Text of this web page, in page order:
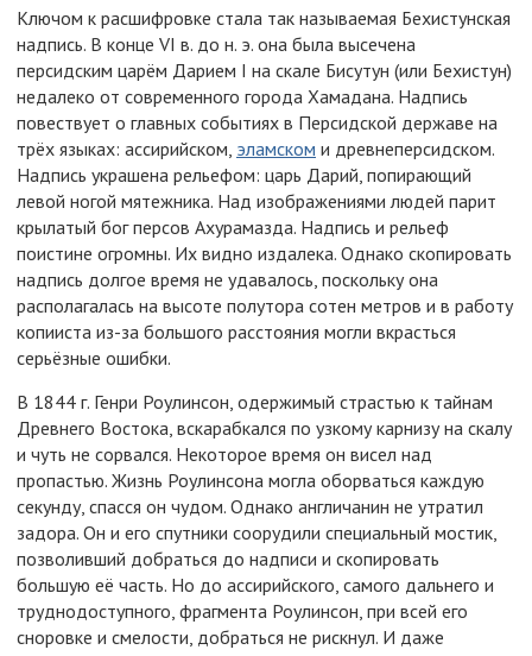
Ключом к расшифровке стала так называемая Бехистунская
надпись. В конце VI в. до н. э. она была высечена
персидским царём Дарием I на скале Бисутун (или Бехистун)
недалеко от современного города Хамадана. Надпись
повествует о главных событиях в Персидской державе на
трёх языках: ассирийском, эламском и древнеперсидском.
Надпись украшена рельефом: царь Дарий, попирающий
левой ногой мятежника. Над изображениями людей парит
крылатый бог персов Ахурамазда. Надпись и рельеф
поистине огромны. Их видно издалека. Однако скопировать
надпись долгое время не удавалось, поскольку она
располагалась на высоте полутора сотен метров и в работу
копииста из-за большого расстояния могли вкрасться
серьёзные ошибки.
В 1844 г. Генри Роулинсон, одержимый страстью к тайнам
Древнего Востока, вскарабкался по узкому карнизу на скалу
и чуть не сорвался. Некоторое время он висел над
пропастью. Жизнь Роулинсона могла оборваться каждую
секунду, спасся он чудом. Однако англичанин не утратил
задора. Он и его спутники соорудили специальный мостик,
позволивший добраться до надписи и скопировать
большую её часть. Но до ассирийского, самого дальнего и
труднодоступного, фрагмента Роулинсон, при всей его
сноровке и смелости, добраться не рискнул. И даже